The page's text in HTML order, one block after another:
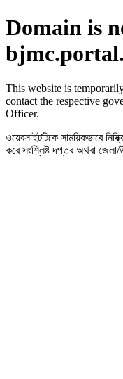
Domain is
This website is
contact the respective
Officer.
ওয়েবসাইটটিকে সাময়িকভাবে
করে সংশ্লিষ্ট দপ্তর অথবা